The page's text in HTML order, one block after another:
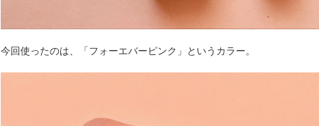
今回使ったのは、「フォーエバーピンク」というカラー。